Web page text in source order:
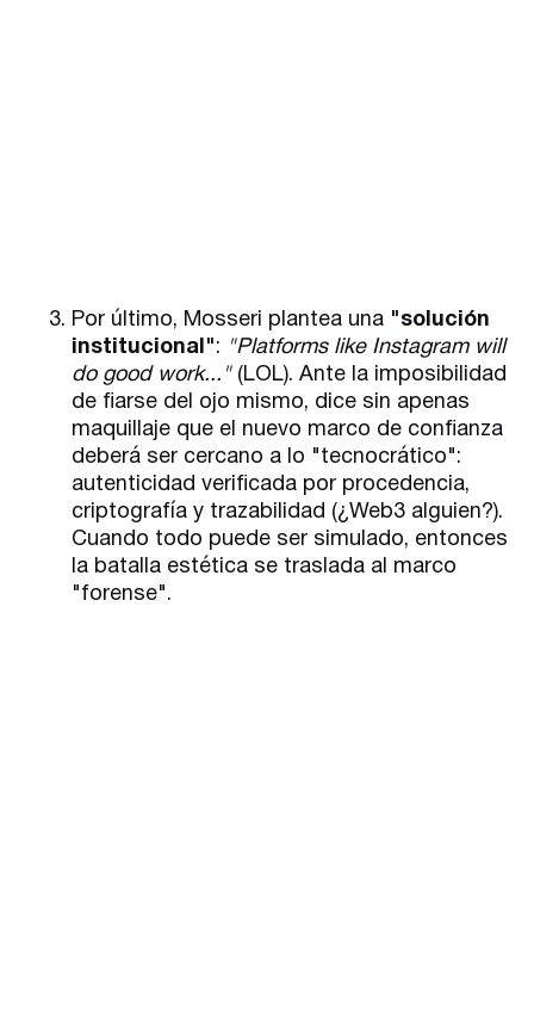
Por último, Mosseri plantea una "solución
institucional": "Platforms like Instagram will
do good work..."(LOL). Ante la imposibilidad
de fiarse del ojo mismo, dice sin apenas
maquillaje que el nuevo marco de confianza
deberá ser cercano a lo "tecnocrático":
autenticidad verificada por procedencia,
criptografía y trazabilidad (¿Web3 alguien?).
Cuando todo puede ser simulado, entonces
la batalla estética se traslada al marco
"forense".